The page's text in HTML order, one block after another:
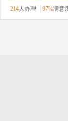
214人办理 97%满意